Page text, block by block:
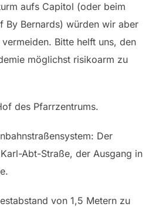
aufs Capitol (oder beim
By Bernards) würden wir aber
Bitte helft uns, den
möglichst risikoarm zu
des Pfarrzentrums.
Der
Abt-Straße, der Ausgang in
von 1,5 Metern zu